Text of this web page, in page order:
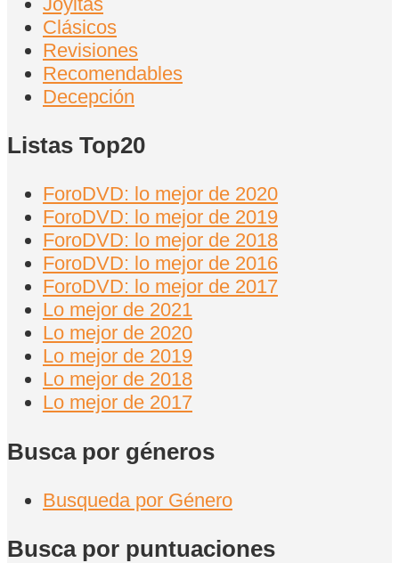
Clásicos
Revisiones
Recomendables
Decepción
Listas Top20
ForoDVD: lo mejor de 2020
ForoDVD: lo mejor de 2019
ForoDVD: lo mejor de 2018
ForoDVD: lo mejor de 2016
ForoDVD: lo mejor de 2017
Lo mejor de 2021
Lo mejor de 2020
Lo mejor de 2019
Lo mejor de 2018
Lo mejor de 2017
Busca por géneros
Busqueda por Género
Busca por puntuaciones